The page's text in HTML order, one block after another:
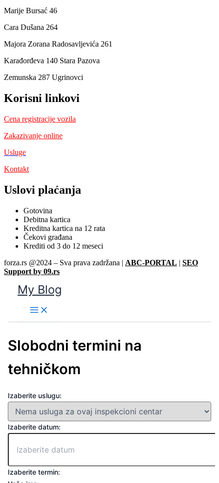
Marije Bursać 46
Cara Dušana 264
Majora Zorana Radosavljevića 261
Karađorđeva 140 Stara Pazova
Zemunska 287 Ugrinovci
Korisni linkovi
Cena registracije vozila
Zakazivanje online
Usluge
Kontakt
Uslovi plaćanja
Gotovina
Debitna kartica
Kreditna kartica na 12 rata
Čekovi građana
Krediti od 3 do 12 meseci
forza.rs @2024 – Sva prava zadržana | ABC-PORTAL | SEO
Support by 09.rs